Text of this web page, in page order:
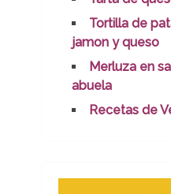
Tortilla de
jamon y queso
Merluza en
abuela
Recetas de